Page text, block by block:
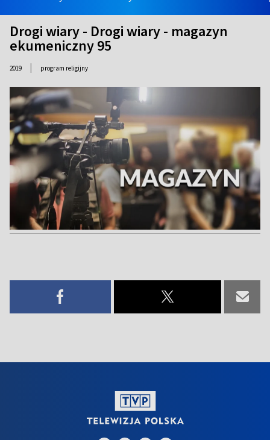
Drogi wiary - Drogi wiary - magazyn
ekumeniczny 95
2019 | program religijny